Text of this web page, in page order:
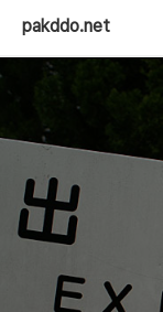
pakddo.net